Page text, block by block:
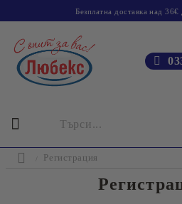
Безплатна доставка над
Регистрация